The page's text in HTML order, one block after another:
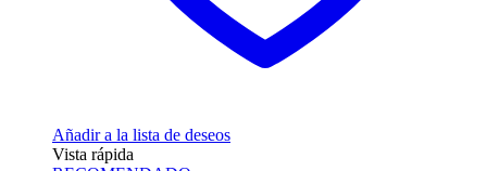
Añadir a la lista de deseos
Vista rápida